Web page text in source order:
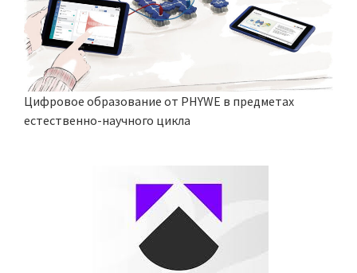
Цифровое образование от PHYWE в предметах
естественно-научного цикла